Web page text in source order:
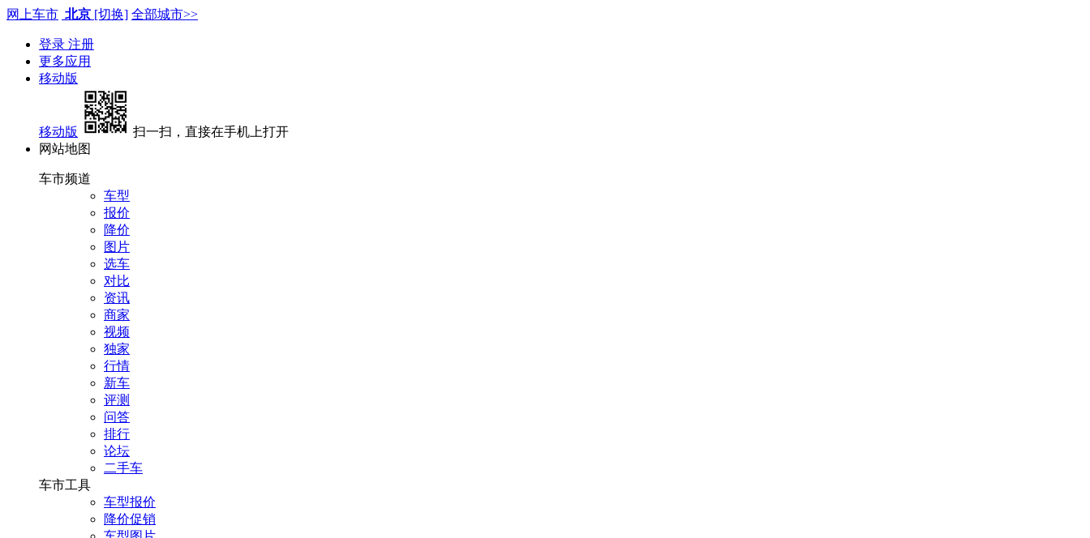
网上车市 北京 [切换] 全部城市>>
登录 注册
更多应用
移动版
移动版
扫一扫，直接在手机上打开
网站地图
车市频道
车型
报价
降价
图片
选车
对比
资讯
商家
视频
独家
行情
新车
评测
问答
排行
论坛
二手车
车市工具
车型报价
降价促销